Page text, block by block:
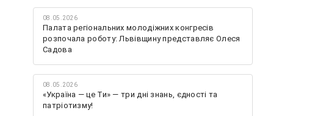
08.05.2026
Палата регіональних молодіжних конгресів
розпочала роботу: Львівщину представляє Олеся
Садова
08.05.2026
«Україна — це Ти» — три дні знань, єдності та
патріотизму!